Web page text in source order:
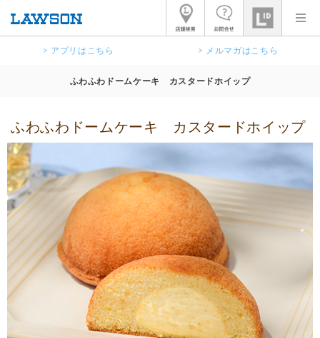
> アプリはこちら > メルマガはこちら
ふわふわドームケーキ カスタードホイップ
ふわふわドームケーキ カスタードホイップ